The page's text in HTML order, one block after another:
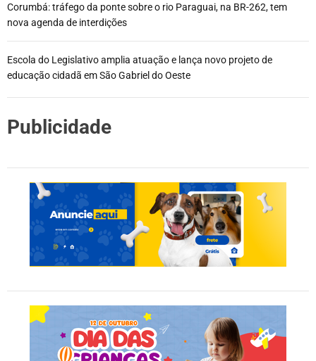
Corumbá: tráfego da ponte sobre o rio Paraguai, na BR-262, tem
nova agenda de interdições
Escola do Legislativo amplia atuação e lança novo projeto de
educação cidadã em São Gabriel do Oeste
Publicidade